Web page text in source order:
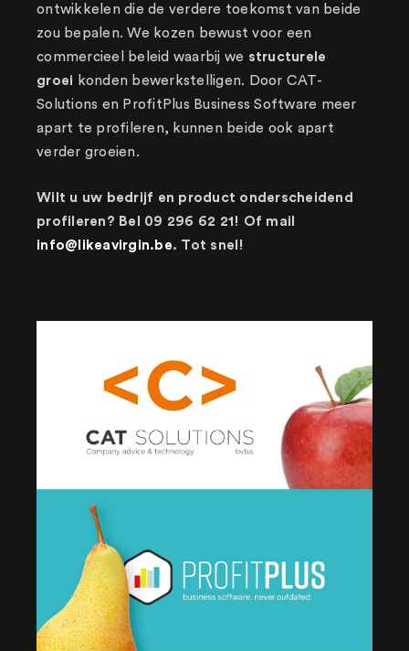
ontwikkelen die de verdere toekomst van beide
zou bepalen. We kozen bewust voor een
commercieel beleid waarbij we structurele
groei konden bewerkstelligen. Door CAT-
Solutions en ProfitPlus Business Software meer
apart te profileren, kunnen beide ook apart
verder groeien.
Wilt u uw bedrijf en product onderscheidend
profileren? Bel 09 296 62 21! Of mail
info@likeavirgin.be. Tot snel!